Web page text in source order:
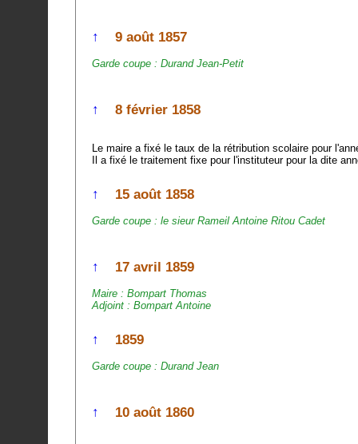
↑ 9 août 1857
Garde coupe : Durand Jean-Petit
↑ 8 février 1858
Le maire a fixé le taux de la rétribution scolaire pour
Il a fixé le traitement fixe pour l'instituteur pour la dite
↑ 15 août 1858
Garde coupe : le sieur Rameil Antoine Ritou Cadet
↑ 17 avril 1859
Maire : Bompart Thomas
Adjoint : Bompart Antoine
↑ 1859
Garde coupe : Durand Jean
↑ 10 août 1860